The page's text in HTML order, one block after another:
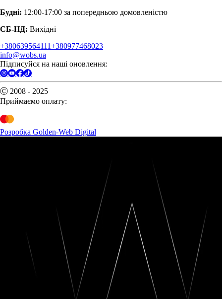
Будні: 12:00-17:00 за попередньою домовленістю
СБ-НД: Вихідні
+380639564111+380977468023
info@wobs.ua
Підписуйся на наші оновлення:
Ⓒ 2008 - 2025
Приймаємо оплату:
Розробка Golden-Web Digital